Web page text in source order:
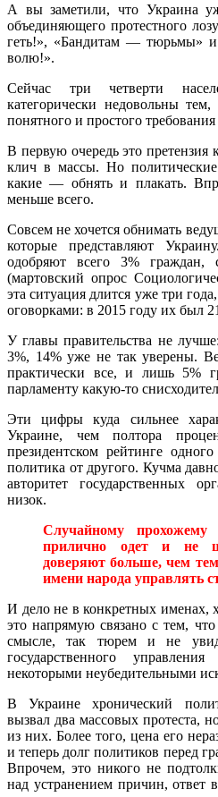
А вы заметили, что Украина
объединяющего протестного
геть!», «Бандитам — тюрьмы»
волю!».
Сейчас три четверти
категорически недовольны тем,
понятного и простого
В первую очередь это претензия
клич в массы. Но
какие — обнять и плакать.
меньше всего.
Совсем не хочется обнимать
которые представляют
одобряют всего 3%
(мартовский опрос
эта ситуация длится уже три
оговорками: в 2015 году их был
У главы правительства не
3%, 14% уже не так уверены.
практически все, и лишь 5%
парламенту какую-то
Эти цифры куда сильнее
Украине, чем полтора
президентском рейтинге
политика от другого. Кучма
авторитет государственных
низок.
Случайному
прилично одет и не
доверяют больше, чем
имени народа управлять
И дело не в конкретных именах,
это напрямую связано с тем,
смысле, так тюрем и не
государственного
некоторыми неубедительными
В Украине хронический
вызвал два массовых протеста,
из них. Более того, цена его
и теперь долг политиков перед
Впрочем, это никого не
над устранением причин, ответ